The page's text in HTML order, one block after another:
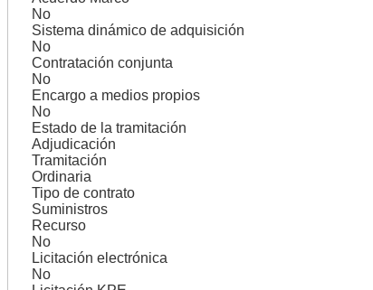
No
Sistema dinámico de adquisición
No
Contratación conjunta
No
Encargo a medios propios
No
Estado de la tramitación
Adjudicación
Tramitación
Ordinaria
Tipo de contrato
Suministros
Recurso
No
Licitación electrónica
No